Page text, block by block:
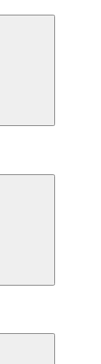
（日本）
米国/英語）
規約
示